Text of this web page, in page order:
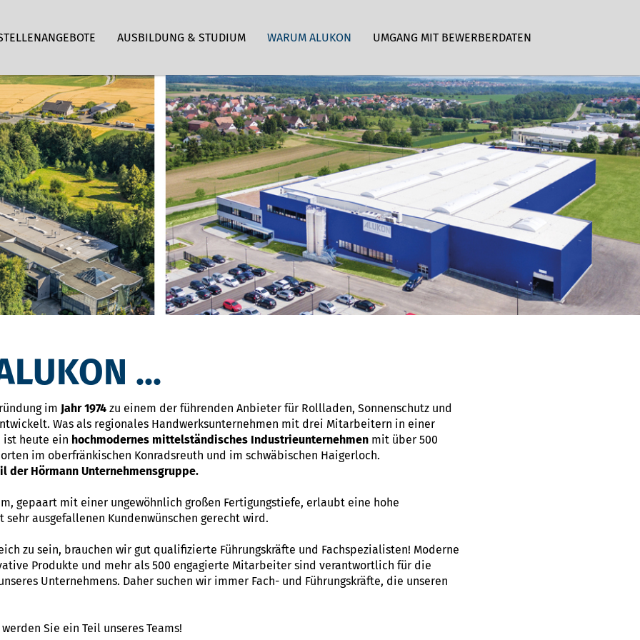
AUSBILDUNG & STUDIUM WARUM ALUKON UMGANG MIT BEWERBERDATEN
...
im Jahr 1974 zu einem der führenden Anbieter für Rollladen, Sonnenschutz und
Was als regionales Handwerksunternehmen mit drei Mitarbeitern in einer
ist heute ein hochmodernes mittelständisches Industrieunternehmen mit über 500
im oberfränkischen Konradsreuth und im schwäbischen Haigerloch.
der Hörmann Unternehmensgruppe.
gepaart mit einer ungewöhnlich großen Fertigungstiefe, erlaubt eine hohe
ausgefallenen Kundenwünschen gerecht wird.
zu sein, brauchen wir gut qualifizierte Führungskräfte und Fachspezialisten! Moderne
Produkte und mehr als 500 engagierte Mitarbeiter sind verantwortlich für die
Unternehmens. Daher suchen wir immer Fach- und Führungskräfte, die unseren
Sie ein Teil unseres Teams!